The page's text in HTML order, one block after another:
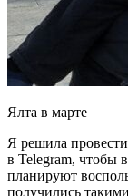
Ялта в марте
Я решила
в Telegram, чтобы
планируют
получились